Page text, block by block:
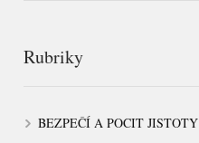
Rubriky
BEZPEČÍ A POCIT JISTOTY